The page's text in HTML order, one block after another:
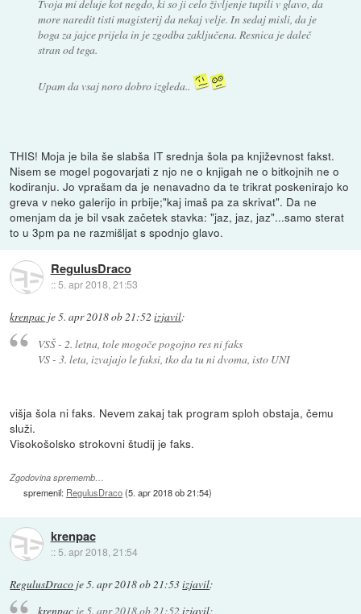
Tvoja mi deluje kot negdo, ki so ji celo življenje tupili v glavo, da
more naredit tisti magisterij da nekaj velje. In sedaj misli, da je
boga za jajce prijela in je zgodba zaključena. Resnica je daleč
stran od tega.
Upam da vsaj noro dobro izgleda..
THIS! Moja je bila še slabša IT srednja šola pa književnost fakst.
Nisem se mogel pogovarjati z njo ne o knjigah ne o bitkojnih ne o
kodiranju. Jo vprašam da je nenavadno da te trikrat poskenirajo ko
greva v neko galerijo in prbije;"kaj imaš pa za skrivat". Da ne
omenjam da je bil vsak začetek stavka: "jaz, jaz, jaz"...samo sterat
to u 3pm pa ne razmišljat s spodnjo glavo.
RegulusDraco
::5. apr 2018, 21:53
krenpac je5. apr 2018 ob 21:52 izjavil:
VSŠ - 2. letna, tole mogoče pogojno res ni faks
VS - 3. leta, izvajajo le faksi, tko da tu ni dvoma, isto UNI
višja šola ni faks. Nevem zakaj tak program sploh obstaja, čemu
služi.
Visokošolsko strokovni študij je faks.
Zgodovina sprememb…
spremenil: RegulusDraco(5. apr 2018 ob 21:54)
krenpac
:: 5. apr 2018, 21:54
RegulusDraco je5. apr 2018 ob 21:53izjavil:
krenpacje5. apr 2018 ob 21:52 izjavil: